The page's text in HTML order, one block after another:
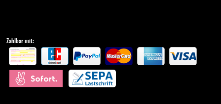
Zahlbar mit: